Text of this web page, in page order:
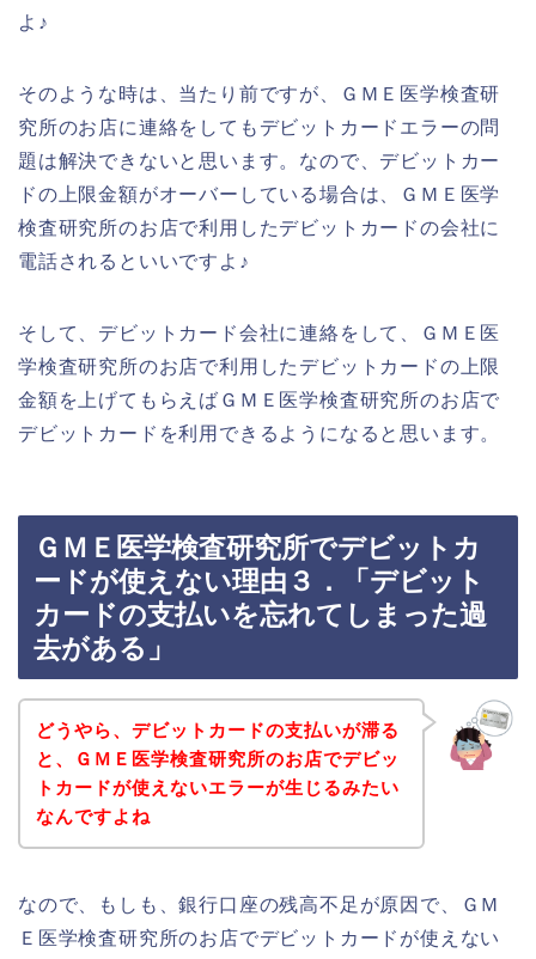
よ♪
そのような時は、当たり前ですが、ＧＭＥ医学検査研
究所のお店に連絡をしてもデビットカードエラーの問
題は解決できないと思います。なので、デビットカー
ドの上限金額がオーバーしている場合は、ＧＭＥ医学
検査研究所のお店で利用したデビットカードの会社に
電話されるといいですよ♪
そして、デビットカード会社に連絡をして、ＧＭＥ医
学検査研究所のお店で利用したデビットカードの上限
金額を上げてもらえばＧＭＥ医学検査研究所のお店で
デビットカードを利用できるようになると思います。
ＧＭＥ医学検査研究所でデビットカ
ードが使えない理由３．「デビット
カードの支払いを忘れてしまった過
去がある」
どうやら、デビットカードの支払いが滞る
と、ＧＭＥ医学検査研究所のお店でデビッ
トカードが使えないエラーが生じるみたい
なんですよね
なので、もしも、銀行口座の残高不足が原因で、ＧＭ
Ｅ医学検査研究所のお店でデビットカードが使えない